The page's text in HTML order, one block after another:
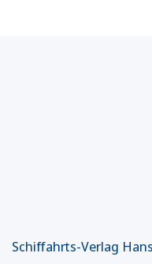
Schiffahrts-Verlag